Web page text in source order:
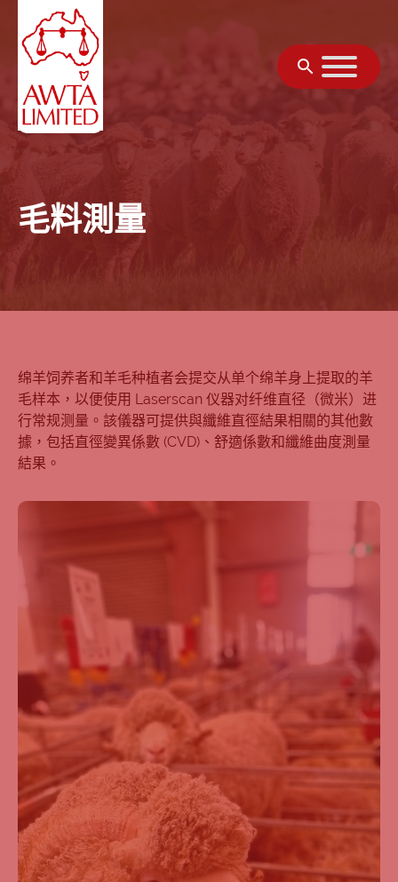
跳至內容
毛料測量
绵羊饲养者和羊毛种植者会提交从单个绵羊身上提取的羊
毛样本，以便使用 Laserscan 仪器对纤维直径（微米）进
行常规测量。該儀器可提供與纖維直徑結果相關的其他數
據，包括直徑變異係數 (CVD)、舒適係數和纖維曲度測量
結果。